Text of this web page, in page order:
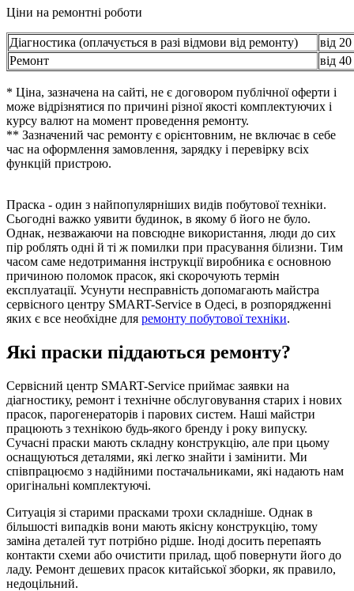
Ціни на ремонтні роботи
Діагностика (оплачується в разі відмови від ремонту)
від
Ремонт
від
* Ціна, зазначена на сайті, не є договором публічної оферти і
може відрізнятися по причині різної якості комплектуючих і
курсу валют на момент проведення ремонту.
** Зазначений час ремонту є орієнтовним, не включає в себе
час на оформлення замовлення, зарядку і перевірку всіх
функцій пристрою.
Праска - один з найпопулярніших видів побутової техніки.
Сьогодні важко уявити будинок, в якому б його не було.
Однак, незважаючи на повсюдне використання, люди до сих
пір роблять одні й ті ж помилки при прасування білизни. Тим
часом саме недотримання інструкції виробника є основною
причиною поломок прасок, які скорочують термін
експлуатації. Усунути несправність допомагають майстра
сервісного центру SMART-Service в Одесі, в розпорядженні
яких є все необхідне для ремонту побутової техніки.
Які праски піддаються ремонту?
Сервісний центр SMART-Service приймає заявки на
діагностику, ремонт і технічне обслуговування старих і нових
прасок, парогенераторів і парових систем. Наші майстри
працюють з технікою будь-якого бренду і року випуску.
Сучасні праски мають складну конструкцію, але при цьому
оснащуються деталями, які легко знайти і замінити. Ми
співпрацюємо з надійними постачальниками, які надають нам
оригінальні комплектуючі.
Ситуація зі старими прасками трохи складніше. Однак в
більшості випадків вони мають якісну конструкцію, тому
заміна деталей тут потрібно рідше. Іноді досить перепаять
контакти схеми або очистити прилад, щоб повернути його до
ладу. Ремонт дешевих прасок китайської зборки, як правило,
недоцільний.